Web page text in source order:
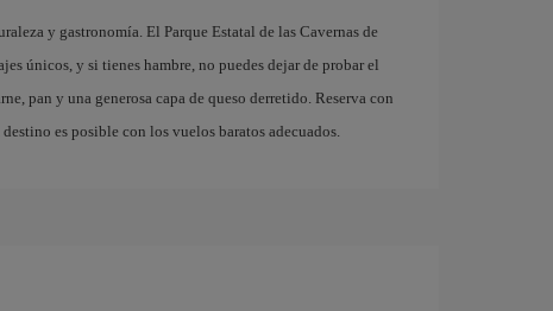
y gastronomía. El Parque Estatal de las Cavernas de
únicos, y si tienes hambre, no puedes dejar de probar el
pan y una generosa capa de queso derretido. Reserva con
es posible con los vuelos baratos adecuados.